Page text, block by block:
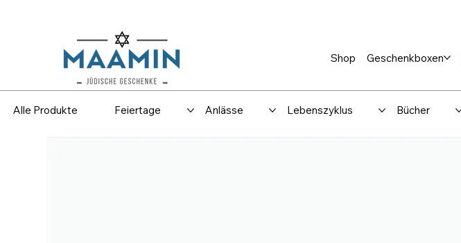
Shop Geschenkboxen
Alle Produkte Feiertage Anlässe Lebenszyklus Bücher